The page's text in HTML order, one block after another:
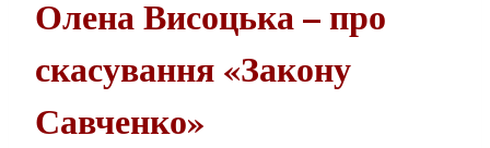
Олена Висоцька – про
скасування «Закону
Савченко»